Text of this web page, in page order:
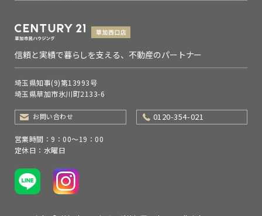
信頼と実績で暮らしを支える、不動産のパートナー
埼玉県知事(9)第13993号
埼玉県草加市氷川町2133-6
お問い合わせ 0120-354-021
営業時間：9：00～19：00
定休日：水曜日